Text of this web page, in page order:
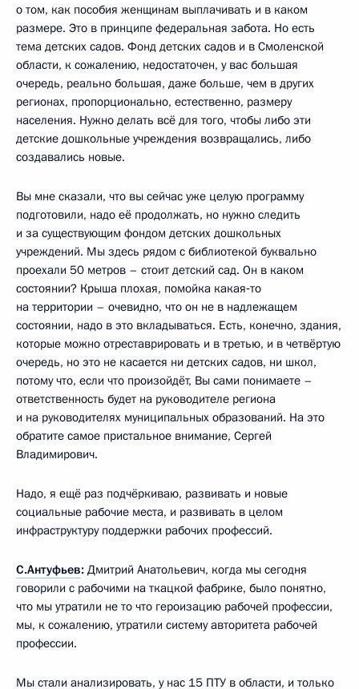
о том, как пособия женщинам выплачивать и в каком
размере. Это в принципе федеральная забота. Но есть
тема детских садов. Фонд детских садов и в Смоленской
области, к сожалению, недостаточен, у вас большая
очередь, реально большая, даже больше, чем в других
регионах, пропорционально, естественно, размеру
населения. Нужно делать всё для того, чтобы либо эти
детские дошкольные учреждения возвращались, либо
создавались новые.
Вы мне сказали, что вы сейчас уже целую программу
подготовили, надо её продолжать, но нужно следить
и за существующим фондом детских дошкольных
учреждений. Мы здесь рядом с библиотекой буквально
проехали 50 метров – стоит детский сад. Он в каком
состоянии? Крыша плохая, помойка какая‑то
на территории – очевидно, что он не в надлежащем
состоянии, надо в это вкладываться. Есть, конечно, здания,
которые можно отреставрировать и в третью, и в четвёртую
очередь, но это не касается ни детских садов, ни школ,
потому что, если что произойдёт, Вы сами понимаете –
ответственность будет на руководителе региона
и на руководителях муниципальных образований. На это
обратите самое пристальное внимание, Сергей
Владимирович.
Надо, я ещё раз подчёркиваю, развивать и новые
социальные рабочие места, и развивать в целом
инфраструктуру поддержки рабочих профессий.
С.Антуфьев: Дмитрий Анатольевич, когда мы сегодня
говорили с рабочими на ткацкой фабрике, было понятно,
что мы утратили не то что героизацию рабочей профессии,
мы, к сожалению, утратили систему авторитета рабочей
профессии.
Мы стали анализировать, у нас 15 ПТУ в области, и только